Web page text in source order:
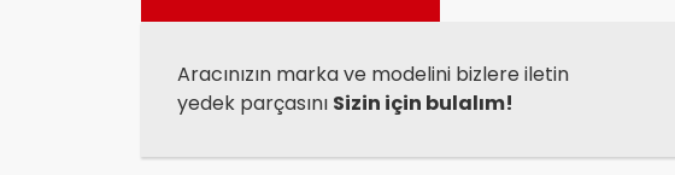
Ürün fiyatı diğer
Bu ürüne benzer
Aracınızın marka ve modelini bizlere iletin
yedek parçasını Sizin için bulalım!